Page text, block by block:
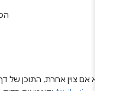
אם צוין אחרת, התוכן של דף זה